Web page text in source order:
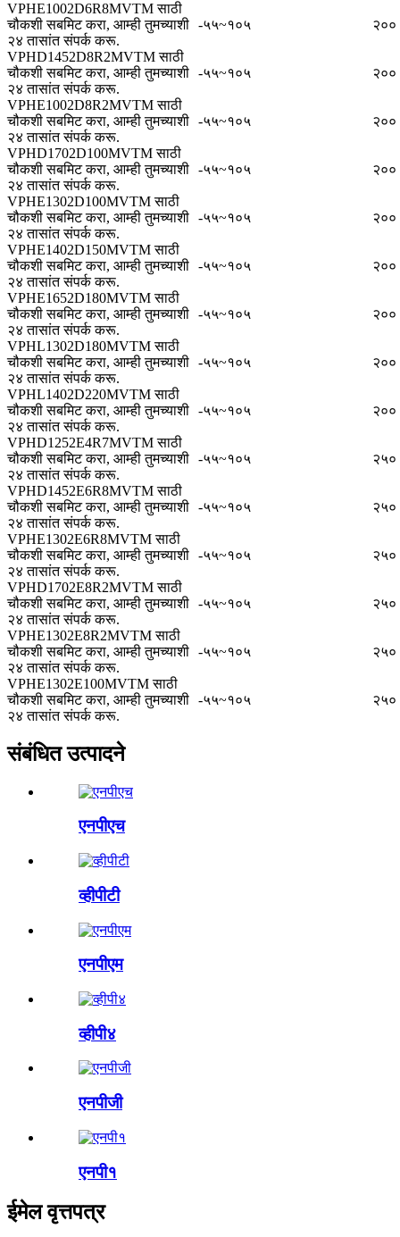
VPHE1002D6R8MVTM साठी
चौकशी सबमिट करा, आम्ही तुमच्याशी
२४ तासांत संपर्क करू.
-५५~१०५ २००
VPHD1452D8R2MVTM साठी
चौकशी सबमिट करा, आम्ही तुमच्याशी
२४ तासांत संपर्क करू.
-५५~१०५ २००
VPHE1002D8R2MVTM साठी
चौकशी सबमिट करा, आम्ही तुमच्याशी
२४ तासांत संपर्क करू.
-५५~१०५ २००
VPHD1702D100MVTM साठी
चौकशी सबमिट करा, आम्ही तुमच्याशी
२४ तासांत संपर्क करू.
-५५~१०५ २००
VPHE1302D100MVTM साठी
चौकशी सबमिट करा, आम्ही तुमच्याशी
२४ तासांत संपर्क करू.
-५५~१०५ २००
VPHE1402D150MVTM साठी
चौकशी सबमिट करा, आम्ही तुमच्याशी
२४ तासांत संपर्क करू.
-५५~१०५ २००
VPHE1652D180MVTM साठी
चौकशी सबमिट करा, आम्ही तुमच्याशी
२४ तासांत संपर्क करू.
-५५~१०५ २००
VPHL1302D180MVTM साठी
चौकशी सबमिट करा, आम्ही तुमच्याशी
२४ तासांत संपर्क करू.
-५५~१०५ २००
VPHL1402D220MVTM साठी
चौकशी सबमिट करा, आम्ही तुमच्याशी
२४ तासांत संपर्क करू.
-५५~१०५ २००
VPHD1252E4R7MVTM साठी
चौकशी सबमिट करा, आम्ही तुमच्याशी
२४ तासांत संपर्क करू.
-५५~१०५ २५०
VPHD1452E6R8MVTM साठी
चौकशी सबमिट करा, आम्ही तुमच्याशी
२४ तासांत संपर्क करू.
-५५~१०५ २५०
VPHE1302E6R8MVTM साठी
चौकशी सबमिट करा, आम्ही तुमच्याशी
२४ तासांत संपर्क करू.
-५५~१०५ २५०
VPHD1702E8R2MVTM साठी
चौकशी सबमिट करा, आम्ही तुमच्याशी
२४ तासांत संपर्क करू.
-५५~१०५ २५०
VPHE1302E8R2MVTM साठी
चौकशी सबमिट करा, आम्ही तुमच्याशी
२४ तासांत संपर्क करू.
-५५~१०५ २५०
VPHE1302E100MVTM साठी
चौकशी सबमिट करा, आम्ही तुमच्याशी
२४ तासांत संपर्क करू.
-५५~१०५ २५०
संबंधित उत्पादने
एनपीएच
व्हीपीटी
एनपीएम
व्हीपी४
एनपीजी
एनपी१
ईमेल वृत्तपत्र